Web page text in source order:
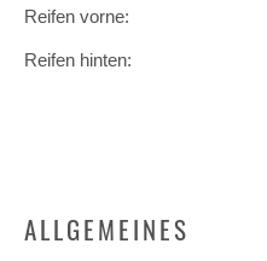
Reifen vorne:
Reifen hinten:
ALLGEMEINES